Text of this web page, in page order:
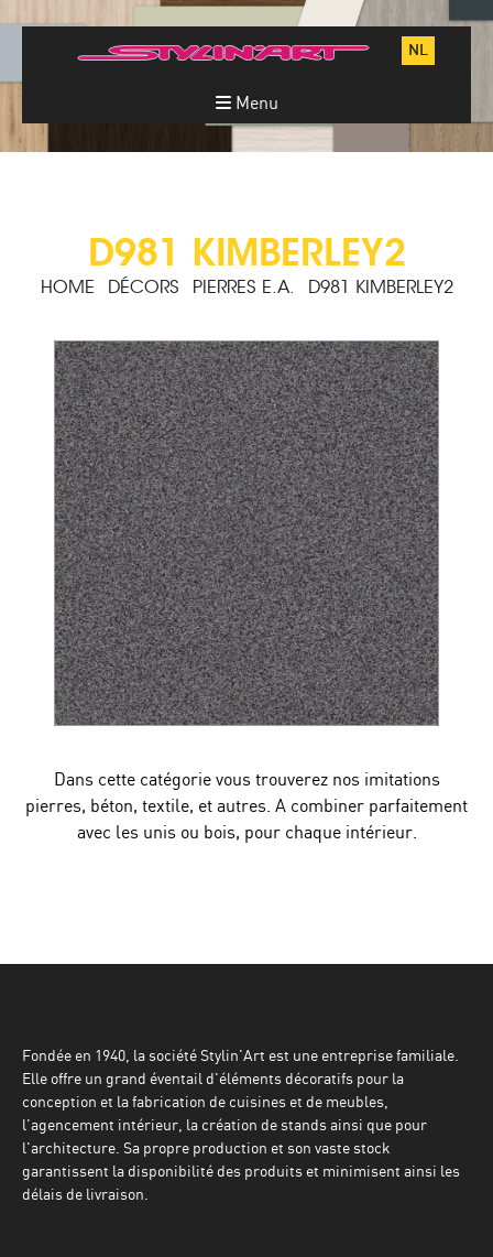
NL
Menu
D981 KIMBERLEY2
HOME DÉCORS PIERRES E.A. D981 KIMBERLEY2
Dans cette catégorie vous trouverez nos imitations
pierres, béton, textile, et autres. A combiner parfaitement
avec les unis ou bois, pour chaque intérieur.
Fondée en 1940, la société Stylin'Art est une entreprise familiale.
Elle offre un grand éventail d'éléments décoratifs pour la
conception et la fabrication de cuisines et de meubles,
l'agencement intérieur, la création de stands ainsi que pour
l'architecture. Sa propre production et son vaste stock
garantissent la disponibilité des produits et minimisent ainsi les
délais de livraison.